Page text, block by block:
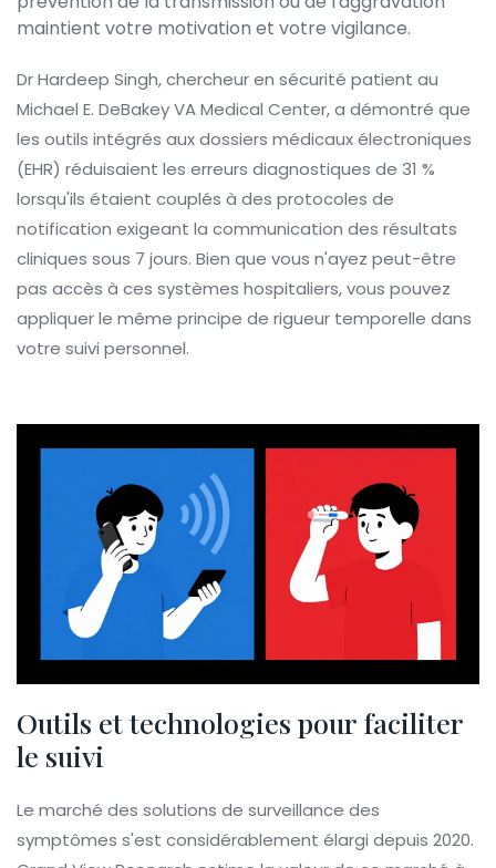
maintient votre motivation et votre vigilance.
Dr Hardeep Singh, chercheur en sécurité patient au
Michael E. DeBakey VA Medical Center, a démontré que
les outils intégrés aux dossiers médicaux électroniques
(EHR) réduisaient les erreurs diagnostiques de 31 %
lorsqu'ils étaient couplés à des protocoles de
notification exigeant la communication des résultats
cliniques sous 7 jours. Bien que vous n'ayez peut-être
pas accès à ces systèmes hospitaliers, vous pouvez
appliquer le même principe de rigueur temporelle dans
votre suivi personnel.
Outils et technologies pour faciliter
le suivi
Le marché des solutions de surveillance des
symptômes s'est considérablement élargi depuis 2020.